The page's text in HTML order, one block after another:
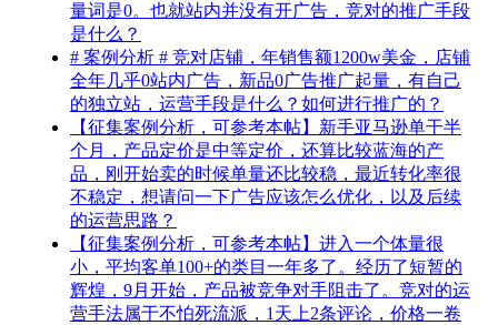
量词是0。也就站内并没有开广告，竞对的推广手段
是什么？
# 案例分析 # 竞对店铺，年销售额1200w美金，店铺
全年几乎0站内广告，新品0广告推广起量，有自己
的独立站，运营手段是什么？如何进行推广的？
【征集案例分析，可参考本帖】新手亚马逊单干半
个月，产品定价是中等定价，还算比较蓝海的产
品，刚开始卖的时候单量还比较稳，最近转化率很
不稳定，想请问一下广告应该怎么优化，以及后续
的运营思路？
【征集案例分析，可参考本帖】进入一个体量很
小，平均客单100+的类目一年多了。经历了短暂的
辉煌，9月开始，产品被竞争对手阻击了。竞对的运
营手法属于不怕死流派，1天上2条评论，价格一卷